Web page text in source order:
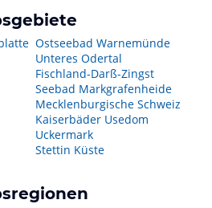
Ostseebad Warnemünde
Unteres Odertal
Fischland-Darß-Zingst
Seebad Markgrafenheide
Mecklenburgische Schweiz
Kaiserbäder Usedom
Uckermark
Stettin Küste